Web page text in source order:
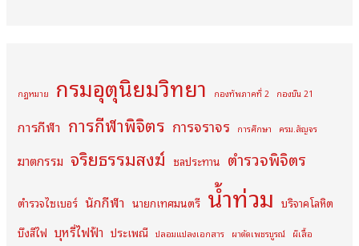
กฏหมาย กรมอุตุนิยมวิทยา กองทัพภาคที่ 2 กองบิน 21
การกีฬา การกีฬาพิจิตร การจราจร การศึกษา ครม.สัญจร
ฆาตกรรม จริยธรรมสงฆ์ ชลประทาน ตำรวจพิจิตร
ตำรวจไซเบอร์ นักกีฬา นายกเทศมนตรี น้ำท่วม บริจาคโลหิต
บึงสีไฟ บุหรี่ไฟฟ้า ประเพณี ปลอมแปลงเอกสาร ผาตัดเพชรบูรณ์ ผีเสื้อ